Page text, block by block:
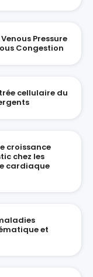
Pressure
Congestion
cellulaire du
croissance
chez les
cardiaque
et